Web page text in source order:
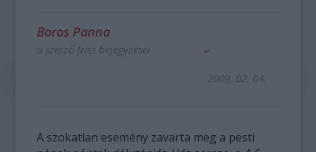
Boros Panna
a szerző friss bejegyzései
2009. 02. 04.
A szokatlan esemény zavarta meg a pesti